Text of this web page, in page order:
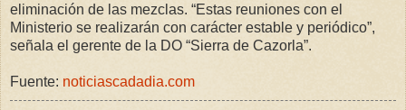
eliminación de las mezclas. “Estas reuniones con el
Ministerio se realizarán con carácter estable y periódico”,
señala el gerente de la DO “Sierra de Cazorla”.
Fuente: noticiascadadia.com